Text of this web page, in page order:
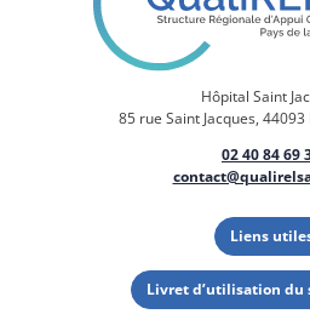
Hôpital Saint
85 rue Saint Jacques, 44093
02 40 84 69
Liens
Livret d’utilisation